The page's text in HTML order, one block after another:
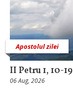
Apostolul zilei
II Petru 1, 10-19
06 Aug, 2026